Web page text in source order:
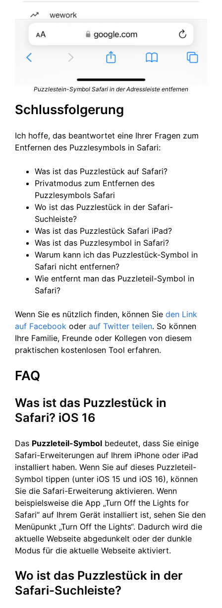
Puzzlestein-Symbol Safari in der Adressleiste entfernen
Schlussfolgerung
Ich hoffe, das beantwortet eine Ihrer Fragen zum
Entfernen des Puzzlesymbols in Safari:
Was ist das Puzzlestück auf Safari?
Privatmodus zum Entfernen des
Puzzlesymbols Safari
Wo ist das Puzzlestück in der Safari-
Suchleiste?
Was ist das Puzzlestück Safari iPad?
Was ist das Puzzlesymbol in Safari?
Warum kann ich das Puzzlestück-Symbol in
Safari nicht entfernen?
Wie entfernt man das Puzzleteil-Symbol in
Safari?
Wenn Sie es nützlich finden, können Sie den Link
auf Facebook oder auf Twitter teilen. So können
Ihre Familie, Freunde oder Kollegen von diesem
praktischen kostenlosen Tool erfahren.
FAQ
Was ist das Puzzlestück in
Safari? iOS 16
Das Puzzleteil-Symbol bedeutet, dass Sie einige
Safari-Erweiterungen auf Ihrem iPhone oder iPad
installiert haben. Wenn Sie auf dieses Puzzleteil-
Symbol tippen (unter iOS 15 und iOS 16), können
Sie die Safari-Erweiterung aktivieren. Wenn
beispielsweise die App „Turn Off the Lights for
Safari“ auf Ihrem Gerät installiert ist, sehen Sie den
Menüpunkt „Turn Off the Lights“. Dadurch wird die
aktuelle Webseite abgedunkelt oder der dunkle
Modus für die aktuelle Webseite aktiviert.
Wo ist das Puzzlestück in der
Safari-Suchleiste?